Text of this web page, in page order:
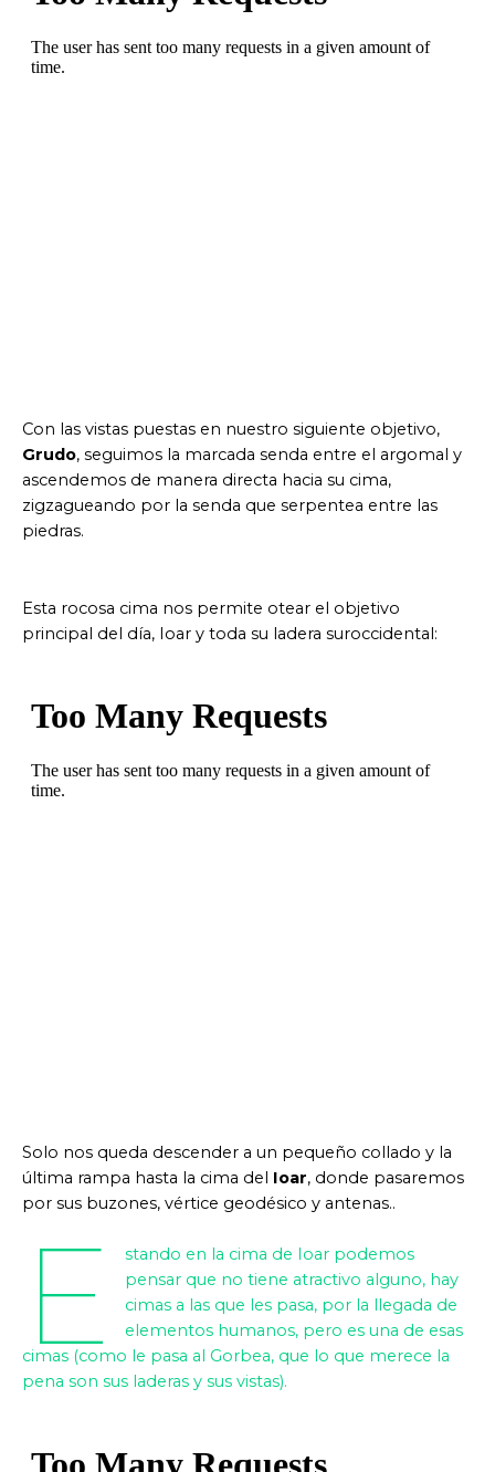
Con las vistas puestas en nuestro siguiente objetivo,
Grudo, seguimos la marcada senda entre el argomal y
ascendemos de manera directa hacia su cima,
zigzagueando por la senda que serpentea entre las
piedras.
Esta rocosa cima nos permite otear el objetivo
principal del día, Ioar y toda su ladera suroccidental:
Solo nos queda descender a un pequeño collado y la
última rampa hasta la cima del Ioar, donde pasaremos
por sus buzones, vértice geodésico y antenas..
E
stando en la cima de Ioar podemos
pensar que no tiene atractivo alguno, hay
cimas a las que les pasa, por la llegada de
elementos humanos, pero es una de esas
cimas (como le pasa al Gorbea, que lo que merece la
pena son sus laderas y sus vistas).